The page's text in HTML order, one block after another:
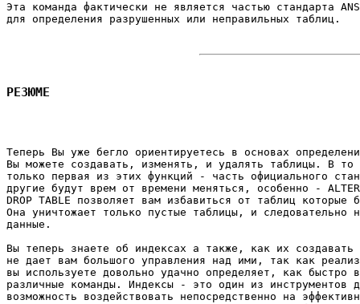
Эта команда фактически не является частью стандарта
для определения разрушенных или неправильных таблиц.
РЕЗЮМЕ
Теперь Вы уже бегло ориентируетесь в основах
Вы можете создавать, изменять, и удалять таблицы. В
только первая из этих функций - часть официального
другие будут врем от времени меняться, особенно -
DROP TABLE позволяет вам избавиться от таблиц которые
Она уничтожает только пустые таблицы, и следовательно
данные.
Вы теперь знаете об индексах а также, как их
не дает вам большого управления над ими, так как
вы используете довольно удачно определяет, как быстро
различные команды. Индексы - это один из инструментов
возможность воздействовать непосредственно на